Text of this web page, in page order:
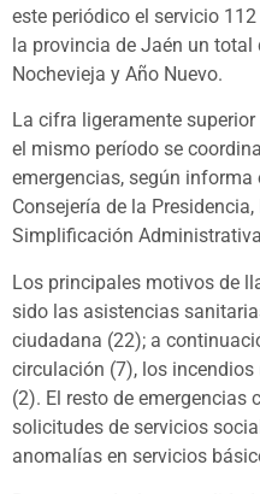
este periódico el servicio
la provincia de Jaén un total
Nochevieja y Año Nuevo.
La cifra ligeramente
el mismo período se
emergencias, según
Consejería de la
Simplificación
Los principales motivos de
sido las asistencias
ciudadana (22); a
circulación (7), los
(2). El resto de emergencias
solicitudes de servicios
anomalías en servicios